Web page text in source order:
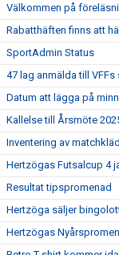
Välkommen på
Rabatthäften finns att
SportAdmin Status
47 lag anmälda till VFFs
Datum att lägga på
Kallelse till Årsmöte
Inventering av
Hertzögas Futsalcup 4
Resultat tipspromenad
Hertzöga säljer
Hertzögas